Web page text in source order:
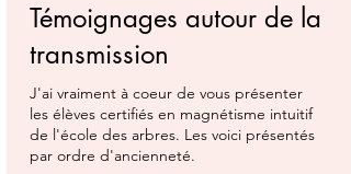
Témoignages autour de la
transmission
J'ai vraiment à coeur de vous présenter
les élèves certifiés en magnétisme intuitif
de l'école des arbres. Les voici présentés
par ordre d'ancienneté.